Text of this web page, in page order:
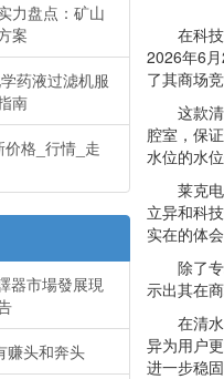
力盘点：矿山
案
药液过滤机服
南
格_行情_走
器市場發展現
赚头和奔头
在科技
2026年6
了其商场竞
这款清
腔室，保
水位的水
莱克电
立异和科
实在的体
除了专
示出其在
在清水
异为用户
进一步稳